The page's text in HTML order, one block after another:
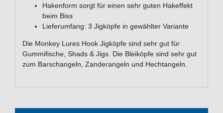
Hakenform sorgt für einen sehr guten Hakeffekt
beim Biss
Lieferumfang: 3 Jigköpfe in gewählter Variante
Die Monkey Lures Hook Jigköpfe sind sehr gut für
Gummifische, Shads & Jigs. Die Bleiköpfe sind sehr gut
zum Barschangeln, Zanderangeln und Hechtangeln.